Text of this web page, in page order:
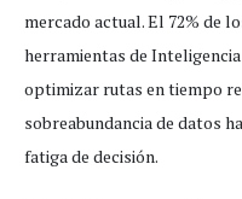
mercado actual. El 72% de
herramientas de
optimizar rutas en tiempo
sobreabundancia de datos
fatiga de decisión.